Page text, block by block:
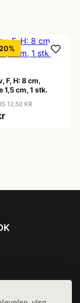
F, H: 8 cm,
1,5 cm, 1 stk.
12,50 KR